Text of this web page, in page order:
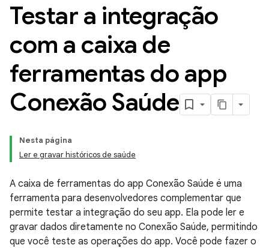
Testar a integração
com a caixa de
ferramentas do app
Conexão Saúde
Nesta página
Ler e gravar históricos de saúde
A caixa de ferramentas do app Conexão Saúde é uma
ferramenta para desenvolvedores complementar que
permite testar a integração do seu app. Ela pode ler e
gravar dados diretamente no Conexão Saúde, permitindo
que você teste as operações do app. Você pode fazer o